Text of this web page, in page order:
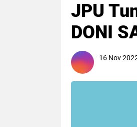
JPU
DONI
16 Nov